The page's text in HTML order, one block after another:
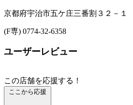
京都府宇治市五ケ庄三番割３２－１
(F専) 0774-32-6358
ユーザーレビュー
この店舗を応援する！
ここから応援